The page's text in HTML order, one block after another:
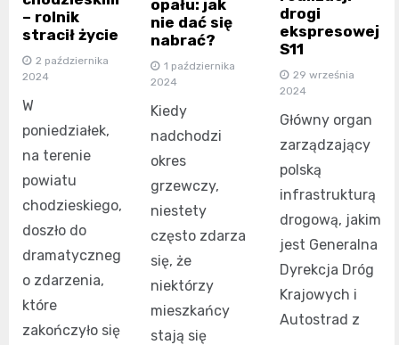
– rolnik
stracił życie
2 października
2024
W
poniedziałek,
na terenie
powiatu
chodzieskiego,
doszło do
dramatyczneg
o zdarzenia,
które
zakończyło się
opału: jak
nie dać się
nabrać?
1 października
2024
Kiedy
nadchodzi
okres
grzewczy,
niestety
często zdarza
się, że
niektórzy
mieszkańcy
stają się
drogi
ekspresowej
S11
29 września
2024
Główny organ
zarządzający
polską
infrastrukturą
drogową, jakim
jest Generalna
Dyrekcja Dróg
Krajowych i
Autostrad z